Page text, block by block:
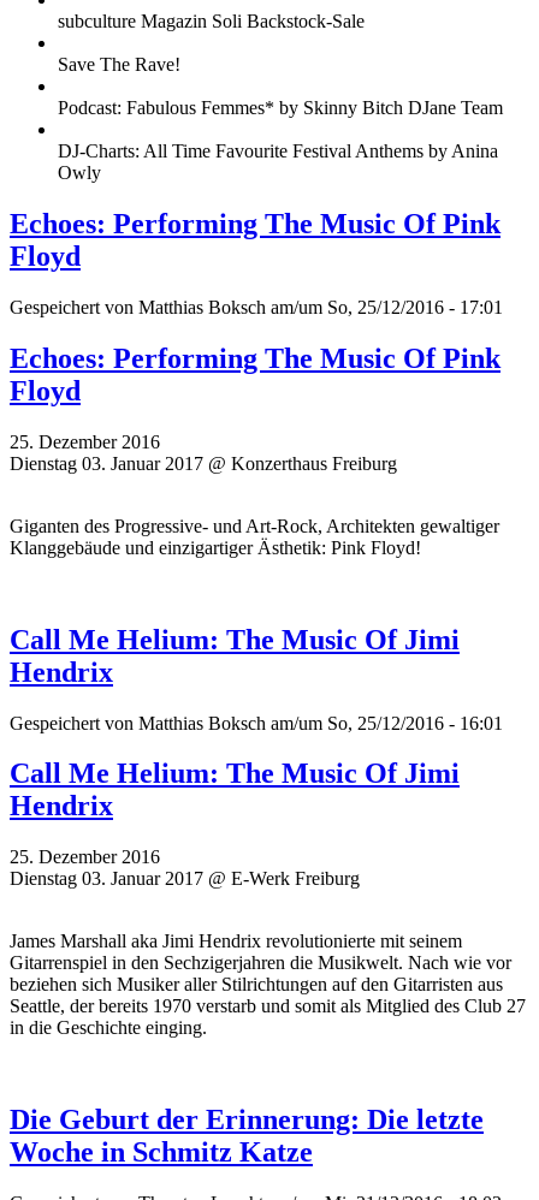
subculture Magazin Soli Backstock-Sale
Save The Rave!
Podcast: Fabulous Femmes* by Skinny Bitch DJane Team
DJ-Charts: All Time Favourite Festival Anthems by Anina
Owly
Echoes: Performing The Music Of Pink
Floyd
Gespeichert von Matthias Boksch am/um So, 25/12/2016 - 17:01
Echoes: Performing The Music Of Pink
Floyd
25. Dezember 2016
Dienstag 03. Januar 2017 @ Konzerthaus Freiburg
Giganten des Progressive- und Art-Rock, Architekten gewaltiger
Klanggebäude und einzigartiger Ästhetik: Pink Floyd!
Call Me Helium: The Music Of Jimi
Hendrix
Gespeichert von Matthias Boksch am/um So, 25/12/2016 - 16:01
Call Me Helium: The Music Of Jimi
Hendrix
25. Dezember 2016
Dienstag 03. Januar 2017 @ E-Werk Freiburg
James Marshall aka Jimi Hendrix revolutionierte mit seinem
Gitarrenspiel in den Sechzigerjahren die Musikwelt. Nach wie vor
beziehen sich Musiker aller Stilrichtungen auf den Gitarristen aus
Seattle, der bereits 1970 verstarb und somit als Mitglied des Club 27
in die Geschichte einging.
Die Geburt der Erinnerung: Die letzte
Woche in Schmitz Katze